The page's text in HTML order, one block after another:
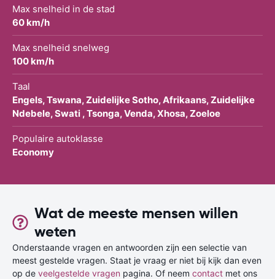
Max snelheid in de stad
60 km/h
Max snelheid snelweg
100 km/h
Taal
Engels, Tswana, Zuidelijke Sotho, Afrikaans, Zuidelijke
Ndebele, Swati , Tsonga, Venda, Xhosa, Zoeloe
Populaire autoklasse
Economy
Wat de meeste mensen willen
weten
Onderstaande vragen en antwoorden zijn een selectie van
meest gestelde vragen. Staat je vraag er niet bij kijk dan even
op de veelgestelde vragen pagina. Of neem contact met ons